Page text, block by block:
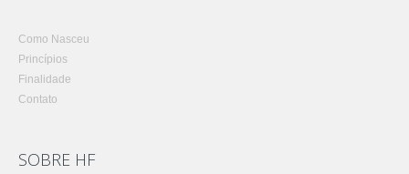
Como Nasceu
Princípios
Finalidade
Contato
SOBRE HF